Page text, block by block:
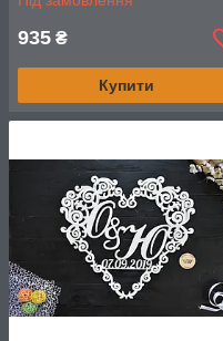
датою (у два
935 ₴
Купити